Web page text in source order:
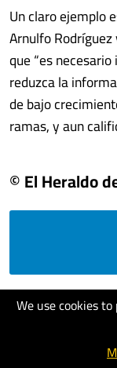
We use cookies
Un claro ejemplo
Arnulfo
que “es
reduzca la
de bajo
ramas, y aun
© El Heraldo